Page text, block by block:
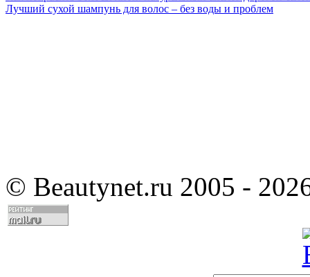
Лучший сухой шампунь для волос – без воды и проблем
© Beautynet.ru 2005 -